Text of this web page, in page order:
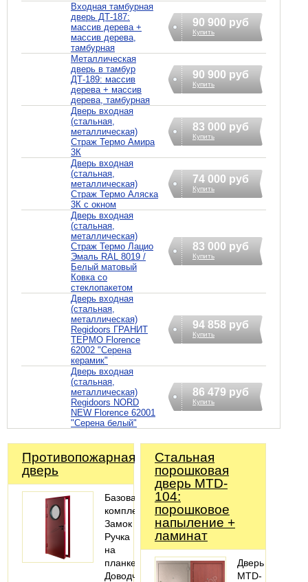
Входная тамбурная
дверь ДТ-187:
массив дерева +
массив дерева,
тамбурная
90 900 руб
Купить
Металлическая
дверь в тамбур
ДТ-189: массив
дерева + массив
дерева, тамбурная
90 900 руб
Купить
Дверь входная
(стальная,
металлическая)
Страж Термо Амира
3К
83 000 руб
Купить
Дверь входная
(стальная,
металлическая)
Страж Термо Аляска
3К с окном
74 000 руб
Купить
Дверь входная
(стальная,
металлическая)
Страж Термо Лацио
Эмаль RAL 8019 /
Белый матовый
Ковка со
стеклопакетом
83 000 руб
Купить
Дверь входная
(стальная,
металлическая)
Regidoors ГРАНИТ
ТЕРМО Florence
62002 "Серена
керамик"
94 858 руб
Купить
Дверь входная
(стальная,
металлическая)
Regidoors NORD
NEW Florence 62001
"Серена белый"
86 479 руб
Купить
Противопожарная
дверь
Базовая
комплектация:
Замок
Ручка
на
планке
Доводчик
Стальная
порошковая
дверь MTD-
104:
порошковое
напыление +
ламинат
Дверь
MTD-